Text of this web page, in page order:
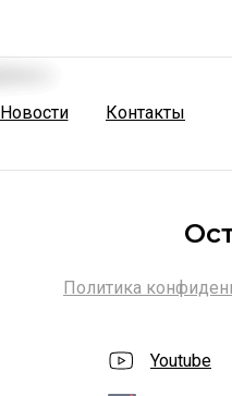
Новости Контакты
Политика
Youtube